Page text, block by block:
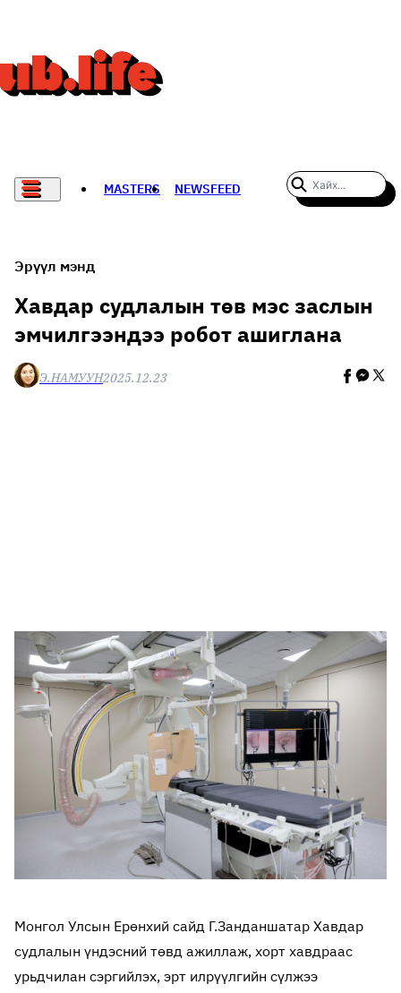
MASTERS NEWSFEED
THE NEW YORK TIMES
НАДАД НЭГ САНАЛ БАЙНА
Эрүүл мэнд
Хавдар судлалын төв мэс заслын
эмчилгээндээ робот ашиглана
Э.НАМУУН2025.12.23
Монгол Улсын Ерөнхий сайд Г.Занданшатар Хавдар
судлалын үндэсний төвд ажиллаж, хорт хавдраас
урьдчилан сэргийлэх, эрт илрүүлгийн сүлжээ